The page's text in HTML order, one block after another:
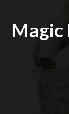
Magic